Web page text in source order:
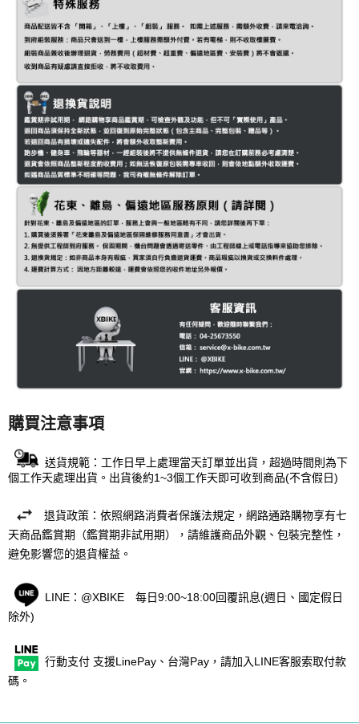
購買注意事項
送貨規範：工作日早上處理當天訂單並出貨，超過時間則為下
個工作天處理出貨。出貨後約1~3個工作天即可收到商品(不含假日)
退貨政策：依照網路消費者保護法規定，網路通路購物享有七
天商品鑑賞期（鑑賞期非試用期），請維護商品外觀、包裝完整性，
避免影響您的退貨權益。
LINE：@XBIKE 每日9:00~18:00回覆訊息(週日、國定假日
除外)
行動支付 支援LinePay、台灣Pay，請加入LINE客服索取付款
碼。